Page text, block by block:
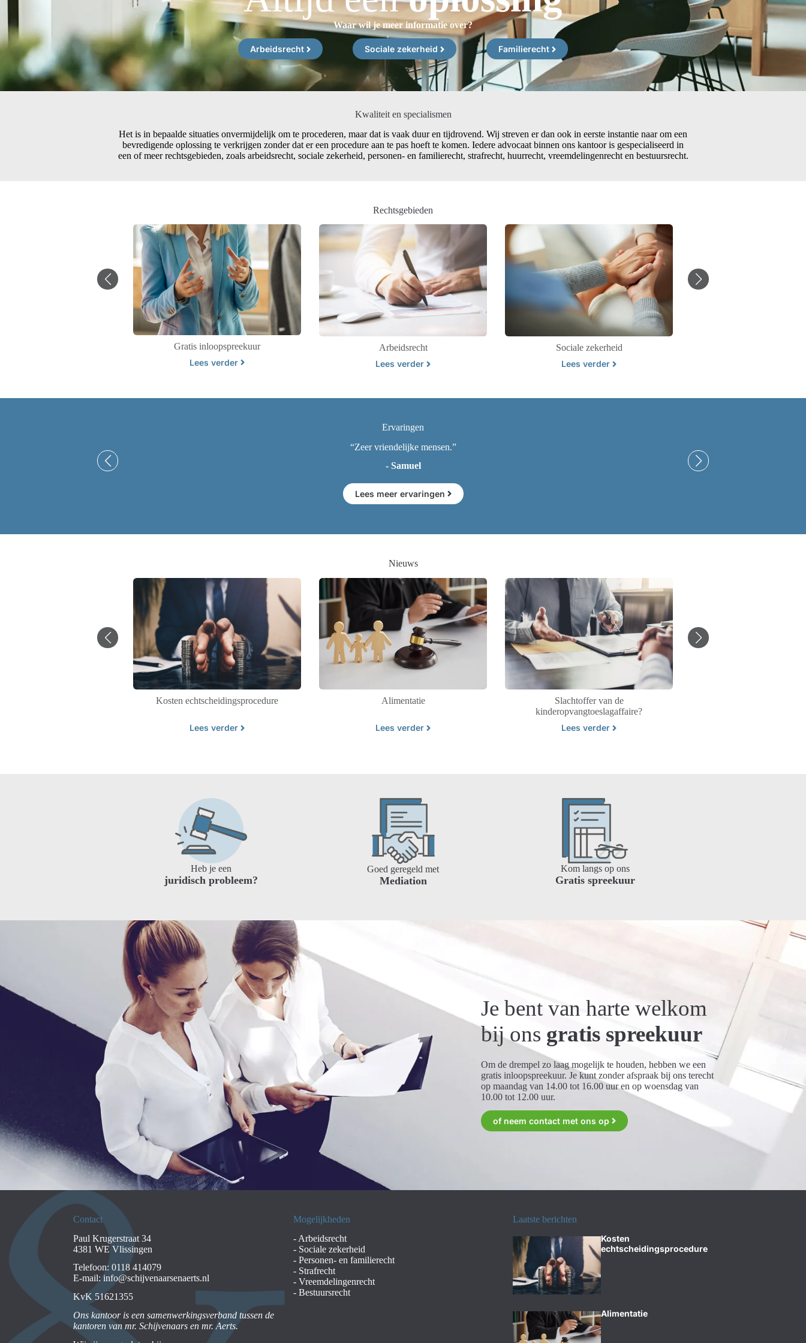
Waar wil je meer informatie over?
Arbeidsrecht Sociale zekerheid Familierecht
Kwaliteit en specialismen
Het is in bepaalde situaties onvermijdelijk om te procederen, maar dat is vaak duur en tijdrovend. Wij streven er dan ook in eerste instantie naar om een
bevredigende oplossing te verkrijgen zonder dat er een procedure aan te pas hoeft te komen. Iedere advocaat binnen ons kantoor is gespecialiseerd in
een of meer rechtsgebieden, zoals arbeidsrecht, sociale zekerheid, personen- en familierecht, strafrecht, huurrecht, vreemdelingenrecht en bestuursrecht.
Rechtsgebieden
Gratis inloopspreekuur
Lees verder
Arbeidsrecht
Lees verder
Sociale zekerheid
Lees verder
Ervaringen
“Zeer vriendelijke mensen.”
- Samuel
Lees meer ervaringen
Nieuws
Kosten echtscheidingsprocedure
Lees verder
Alimentatie
Lees verder
Slachtoffer van de
kinderopvangtoeslagaffaire?
Lees verder
Heb je een
juridisch probleem?
Goed geregeld met
Mediation
Kom langs op ons
Gratis spreekuur
Je bent van harte welkom
bij ons gratis spreekuur
Om de drempel zo laag mogelijk te houden, hebben we een
gratis inloopspreekuur. Je kunt zonder afspraak bij ons terecht
op maandag van 14.00 tot 16.00 uur en op woensdag van
10.00 tot 12.00 uur.
of neem contact met ons op
Contact
Paul Krugerstraat 34
4381 WE Vlissingen
Telefoon: 0118 414079
E-mail:info@schijvenaarsenaerts.nl
KvK 51621355
Ons kantoor is een samenwerkingsverband tussen de
kantoren van mr. Schijvenaars en mr. Aerts.
Mogelijkheden
- Arbeidsrecht
- Sociale zekerheid
- Personen- en familierecht
- Strafrecht
- Vreemdelingenrecht
- Bestuursrecht
Laatste berichten
Kosten
echtscheidingsprocedure
Alimentatie